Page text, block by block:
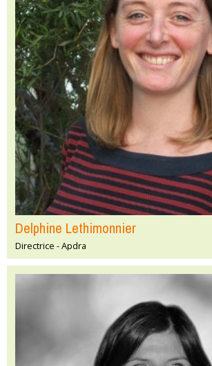
Delphine Lethimonnier
Directrice - Apdra